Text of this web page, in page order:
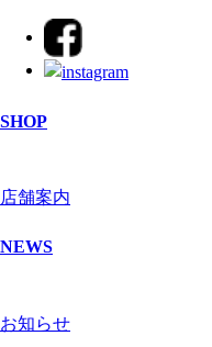
SHOP
店舗案内
NEWS
お知らせ